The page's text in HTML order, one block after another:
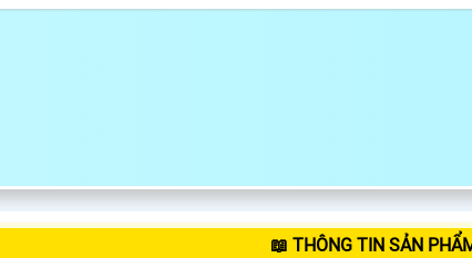
📖 THÔNG TIN SẢN